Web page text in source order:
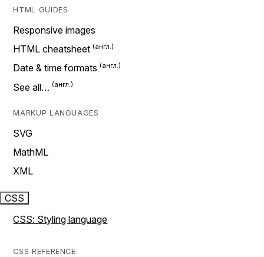
HTML GUIDES
Responsive images
HTML cheatsheet
Date & time formats
See all…
MARKUP LANGUAGES
SVG
MathML
XML
CSS
CSS: Styling language
CSS REFERENCE